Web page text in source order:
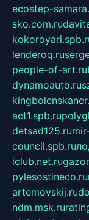
ecostep-
sko.com.ru
lenderoq.ru
people-of-art.ru
dynamoauto.ru
act1.spb.ru
detsad125.ru
council.spb.ru
iclub.net.ru
pylesostineco.ru
artemovskij.ru
ndm.msk.ru